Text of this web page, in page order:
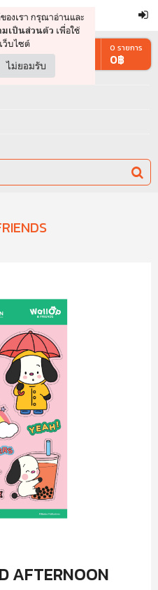
องเรา กรุณาอ่านและ
มเป็นส่วนตัว เพื่อใช้
ว็บไซต์
ไม่ยอมรับ
0 รายการ
0฿
AFTERNOON